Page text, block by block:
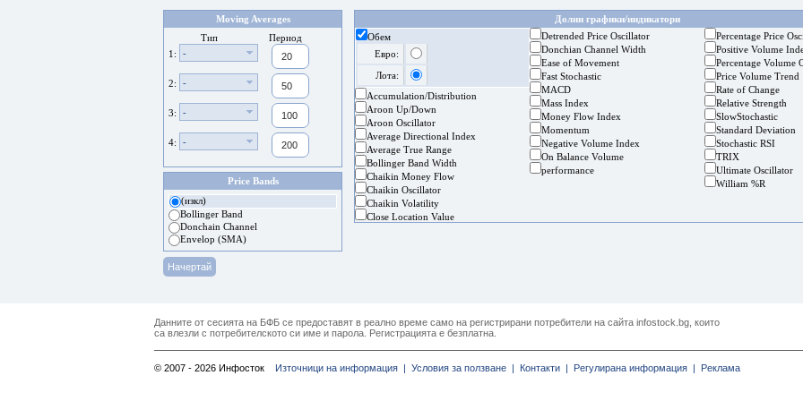
Moving Averages
Тип
Период
1:
-
2: -
3: -
4: -
Price Bands
(изкл)
Bollinger Band
Donchain Channel
Envelop (SMA)
Долни графики/индикатори
Обем
Евро:
Лота:
Accumulation/Distribution
Aroon Up/Down
Aroon Oscillator
Average Directional Index
Average True Range
Bollinger Band Width
Chaikin Money Flow
Chaikin Oscillator
Chaikin Volatility
Close Location Value
Detrended Price Oscillator
Donchian Channel Width
Ease of Movement
Fast Stochastic
MACD
Mass Index
Money Flow Index
Momentum
Negative Volume Index
On Balance Volume
performance
Percentage Price
Positive Volume
Percentage Volume
Price Volume Trend
Rate of Change
Relative Strength
SlowStochastic
Standard Deviation
Stochastic RSI
TRIX
Ultimate Oscillator
William %R
Данните от сесията на БФБ се предоставят в реално време само на регистрирани потребители на сайта infostock.bg, които
са влезли с потребителското си име и парола. Регистрацията е безплатна.
© 2007 - 2026 Инфосток Източници на информация | Условия за ползване | Контакти | Регулирана информация | Реклама